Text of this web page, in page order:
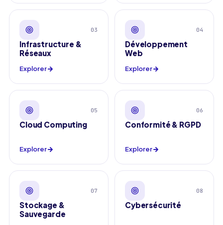
03
Infrastructure &
Réseaux
Explorer
04
Développement
Web
Explorer
05
Cloud Computing
Explorer
06
Conformité & RGPD
Explorer
07
Stockage &
Sauvegarde
08
Cybersécurité